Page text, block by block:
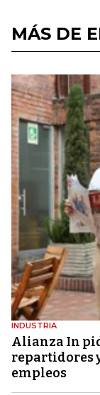
MÁS DE
INDUSTRIA
Alianza In
repartidores
empleos